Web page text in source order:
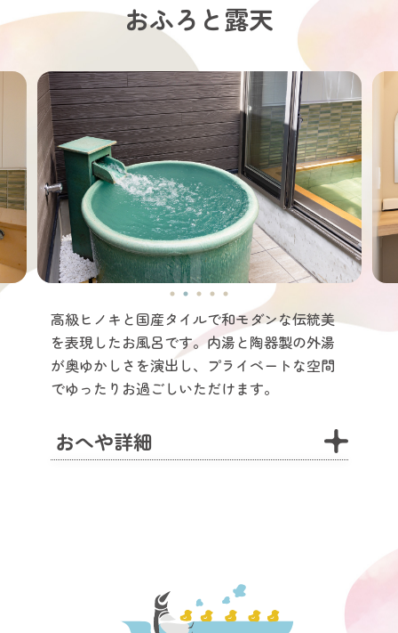
おふろと露天
高級ヒノキと国産タイルで和モダンな伝統美
を表現したお風呂です。内湯と陶器製の外湯
が奥ゆかしさを演出し、プライベートな空間
でゆったりお過ごしいただけます。
おへや詳細